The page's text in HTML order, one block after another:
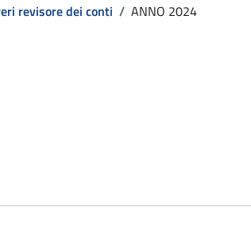
revisore dei conti / ANNO 2024